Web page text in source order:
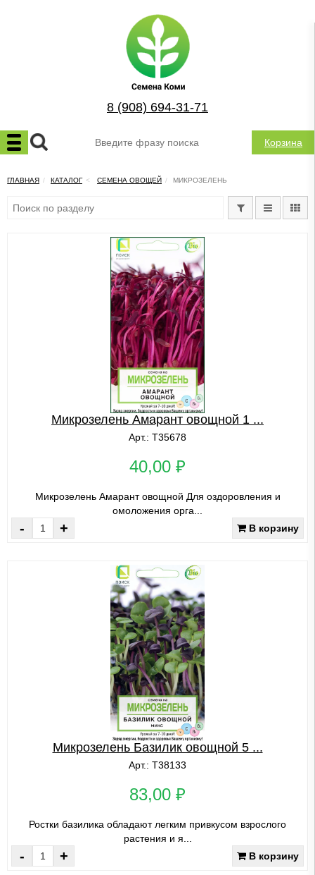
8 (908) 694-31-71
Корзина
ГЛАВНАЯ КАТАЛОГ СЕМЕНА ОВОЩЕЙ МИКРОЗЕЛЕНЬ
Микрозелень Амарант овощной 1 ...
Арт.: Т35678
40,00 ₽
Микрозелень Амарант овощной Для оздоровления и
омоложения орга...
- + В корзину
Микрозелень Базилик овощной 5 ...
Арт.: Т38133
83,00 ₽
Ростки базилика обладают легким привкусом взрослого
растения и я...
- + В корзину